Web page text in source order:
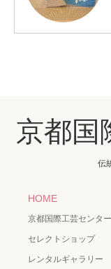
京都国
伝
HOME
京都国際工芸センタ
セレクトショップ
レンタルギャラリー